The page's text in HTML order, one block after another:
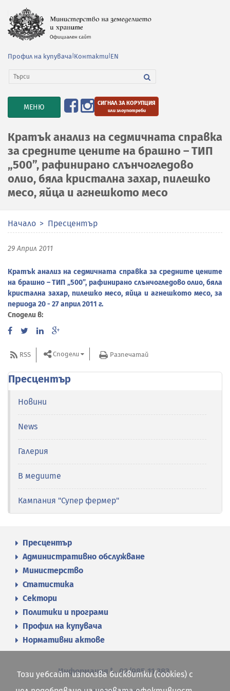
Профил на купувача Контакти EN
TOGGLE
NAVIGATION
МЕНЮ СИГНАЛ ЗА КОРУПЦИЯ
или злоупотреби
Кратък анализ на седмичната справка
за средните цените на брашно – ТИП
„500”, рафинирано слънчогледово
олио, бяла кристална захар, пилешко
месо, яйца и агнешкото месо
Начало Пресцентър
29 Април 2011
Кратък анализ на седмичната справка за средните цените
на брашно – ТИП „500”, рафинирано слънчогледово олио, бяла
кристална захар, пилешко месо, яйца и агнешкото месо, за
периода 20 - 27 април 2011 г.
Сподели в:
RSS Сподели Разпечатай
Пресцентър
Новини
News
Галерия
В медиите
Кампания "Супер фермер"
Пресцентър
Административно обслужване
Министерство
Статистика
Сектори
Политики и програми
Профил на купувача
Нормативни актове
Информация 02/985 11 383
Този уебсайт използва бисквитки (cookies) с